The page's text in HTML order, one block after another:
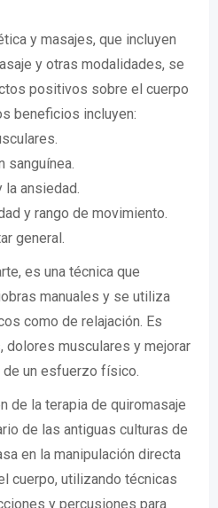
y masajes, que incluyen
y otras modalidades, se
positivos sobre el cuerpo
beneficios incluyen:
sanguínea.
ansiedad.
y rango de movimiento.
general.
es una técnica que
manuales y se utiliza
como de relajación. Es
dolores musculares y mejorar
de un esfuerzo físico.
de la terapia de quiromasaje
de las antiguas culturas de
en la manipulación directa
cuerpo, utilizando técnicas
y percusiones para